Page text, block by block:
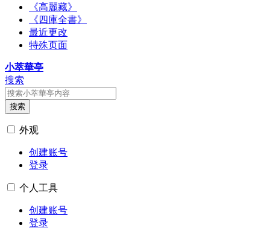
《高麗藏》
《四庫全書》
最近更改
特殊页面
小萃華亭
搜索
搜索
外观
创建账号
登录
个人工具
创建账号
登录